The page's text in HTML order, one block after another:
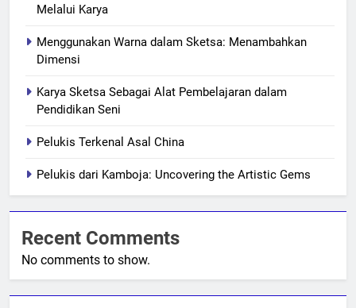
Melalui Karya
Menggunakan Warna dalam Sketsa: Menambahkan
Dimensi
Karya Sketsa Sebagai Alat Pembelajaran dalam
Pendidikan Seni
Pelukis Terkenal Asal China
Pelukis dari Kamboja: Uncovering the Artistic Gems
Recent Comments
No comments to show.